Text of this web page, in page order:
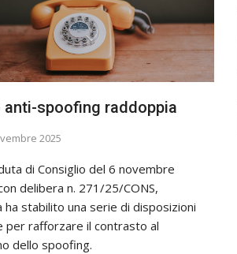
anti-spoofing raddoppia
2025
di Consiglio del 6 novembre
delibera n. 271/25/CONS,
ha stabilito una serie di disposizioni
per rafforzare il contrasto al
dello spoofing.